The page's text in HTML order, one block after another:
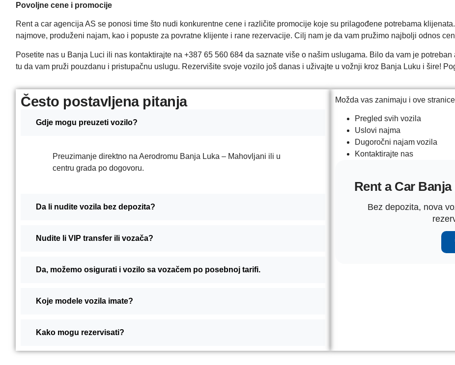
Povoljne cene i promocije
Rent a car agencija AS se ponosi time što nudi konkurentne cene i različite promocije koje su prilagođene potrebama
najmove, produženi najam, kao i popuste za povratne klijente i rane rezervacije. Cilj nam je da vam pružimo najbolji odnos
Posetite nas u Banja Luci ili nas kontaktirajte na +387 65 560 684 da saznate više o našim uslugama. Bilo da vam je
tu da vam pruži pouzdanu i pristupačnu uslugu. Rezervišite svoje vozilo još danas i uživajte u vožnji kroz Banja Luku i šire!
Često postavljena pitanja
Gdje mogu preuzeti vozilo?
Preuzimanje direktno na Aerodromu Banja Luka – Mahovljani ili u
centru grada po dogovoru.
Da li nudite vozila bez depozita?
Nudite li VIP transfer ili vozača?
Da, možemo osigurati i vozilo sa vozačem po posebnoj tarifi.
Koje modele vozila imate?
Kako mogu rezervisati?
Možda vas zanimaju i ove
Pregled svih vozila
Uslovi najma
Dugoročni najam vozila
Kontaktirajte nas
Rent a Car
Bez depozita, nova